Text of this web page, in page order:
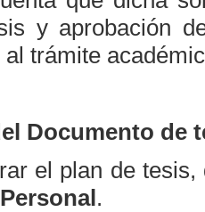
y aprobación
al trámite
Documento de
el plan de
.